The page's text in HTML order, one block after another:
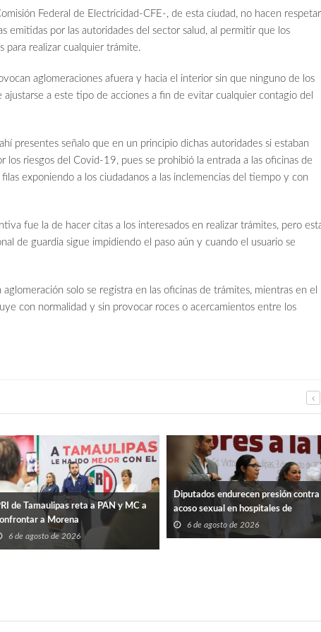
Federal de Electricidad-CFE-, de esta ciudad, no hacen respetar
emitidas por las autoridades del sector salud, al permitir que los
para realizar cualquier trámite.
aglomeraciones afuera y hacia el interior sin que ninguno de los
a este tipo de acciones a fin de evitar cualquier contagio del
presentes señalo que en un principio dichas autoridades si estaban
los riesgos del Covid-19, pues se prohibió la entrada a las oficinas de
exponiendo a los ciudadanos a las inclemencias del tiempo y con
fue la de hacer citas a los interesados en realizar trámites, pero
de guardia sigue impidiendo el paso aún y cuando el usuario se
solo se registra en las oficinas de trámites, mientras en el
con normalidad y sin provocar roces o acercamientos entre los
de Tamaulipas reta a PAN y MC a
a Morena
6 de agosto de 2026
Diputados endurecen presión contra
acoso sexual en hospitales de
Tamaulipas
6 de agosto de 2026